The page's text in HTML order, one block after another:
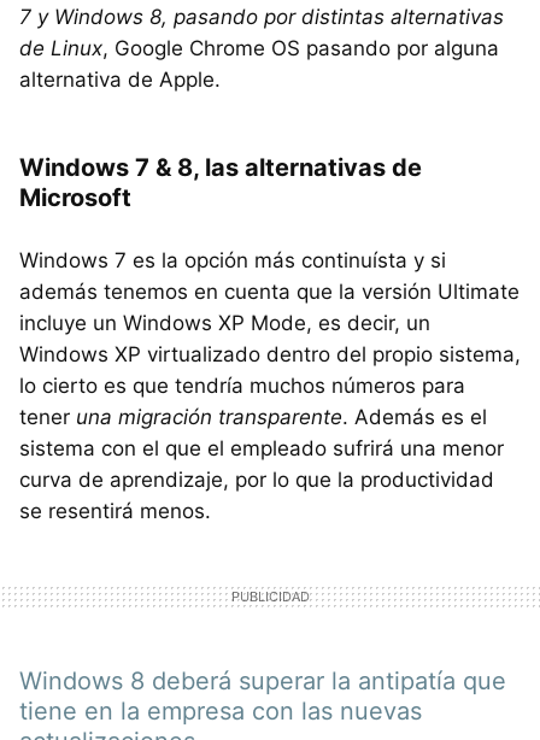
7 y Windows 8, pasando por distintas alternativas
de Linux, Google Chrome OS pasando por alguna
alternativa de Apple.
Windows 7 & 8, las alternativas de
Microsoft
Windows 7 es la opción más continuísta y si
además tenemos en cuenta que la versión Ultimate
incluye un Windows XP Mode, es decir, un
Windows XP virtualizado dentro del propio sistema,
lo cierto es que tendría muchos números para
tener una migración transparente. Además es el
sistema con el que el empleado sufrirá una menor
curva de aprendizaje, por lo que la productividad
se resentirá menos.
Windows 8 deberá superar la antipatía que
tiene en la empresa con las nuevas